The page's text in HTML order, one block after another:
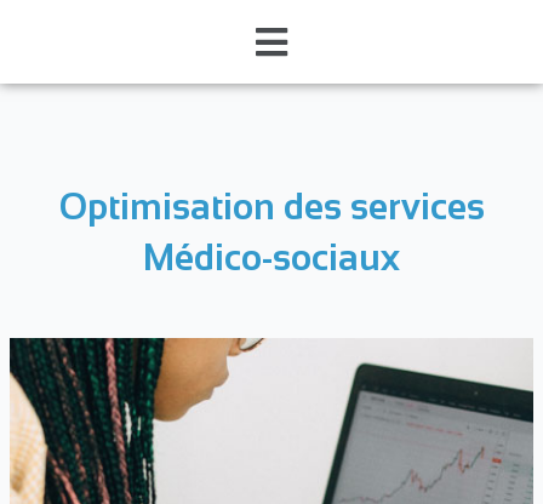
Optimisation des services
Médico-sociaux